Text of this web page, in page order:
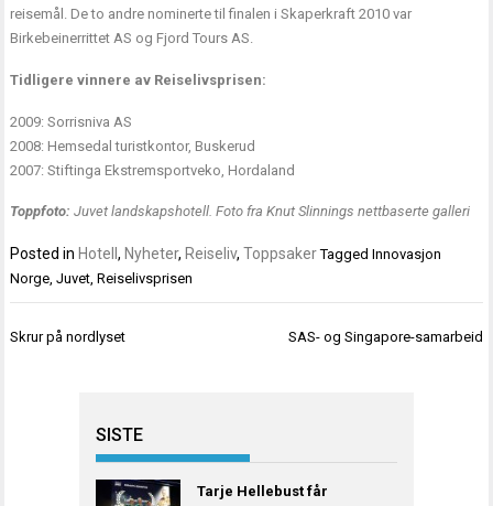
reisemål. De to andre nominerte til finalen i Skaperkraft 2010 var
Birkebeinerrittet AS og Fjord Tours AS.
Tidligere vinnere av Reiselivsprisen:
2009: Sorrisniva AS
2008: Hemsedal turistkontor, Buskerud
2007: Stiftinga Ekstremsportveko, Hordaland
Toppfoto: Juvet landskapshotell. Foto fra Knut Slinnings nettbaserte galleri
Posted in Hotell, Nyheter, Reiseliv,Toppsaker TaggedInnovasjon
Norge,Juvet,Reiselivsprisen
Innleggsnavigasjon
Skrur på nordlyset SAS- og Singapore-samarbeid
SISTE
Tarje Hellebust får